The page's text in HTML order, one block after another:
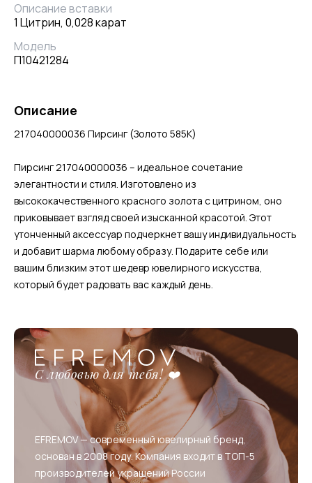
Описание вставки
1 Цитрин, 0,028 карат
Модель
П10421284
Описание
217040000036 Пирсинг (Золото 585К)
Пирсинг 217040000036 – идеальное сочетание
элегантности и стиля. Изготовлено из
высококачественного красного золота с цитрином, оно
приковывает взгляд своей изысканной красотой. Этот
утонченный аксессуар подчеркнет вашу индивидуальность
и добавит шарма любому образу. Подарите себе или
вашим близким этот шедевр ювелирного искусства,
который будет радовать вас каждый день.
С любовью для тебя! ❤️
EFREMOV — современный ювелирный бренд,
основан в 2008 году. Компания входит в ТОП-5
производителей украшений России